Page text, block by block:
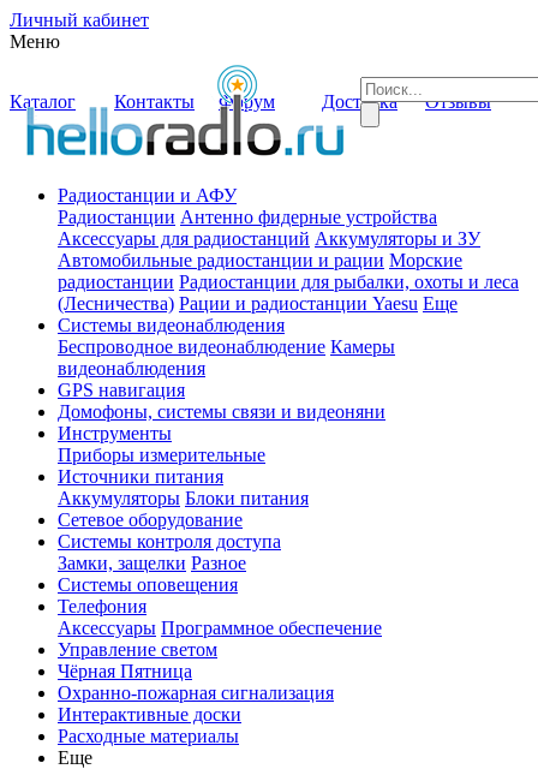
Личный кабинет
Меню
Каталог Контакты Форум Доставка Отзывы
Радиостанции и АФУ
Радиостанции Антенно фидерные устройства
Аксессуары для радиостанций Аккумуляторы и ЗУ
Автомобильные радиостанции и рации Морские
радиостанции Радиостанции для рыбалки, охоты и леса
(Лесничества) Рации и радиостанции Yaesu Еще
Системы видеонаблюдения
Беспроводное видеонаблюдение Камеры
видеонаблюдения
GPS навигация
Домофоны, системы связи и видеоняни
Инструменты
Приборы измерительные
Источники питания
Аккумуляторы Блоки питания
Сетевое оборудование
Системы контроля доступа
Замки, защелки Разное
Системы оповещения
Телефония
Аксессуары Программное обеспечение
Управление светом
Чёрная Пятница
Охранно-пожарная сигнализация
Интерактивные доски
Расходные материалы
Еще